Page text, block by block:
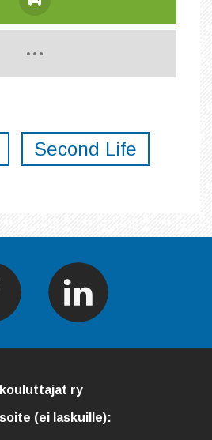
Second Life
kouluttajat ry
(ei laskuille):